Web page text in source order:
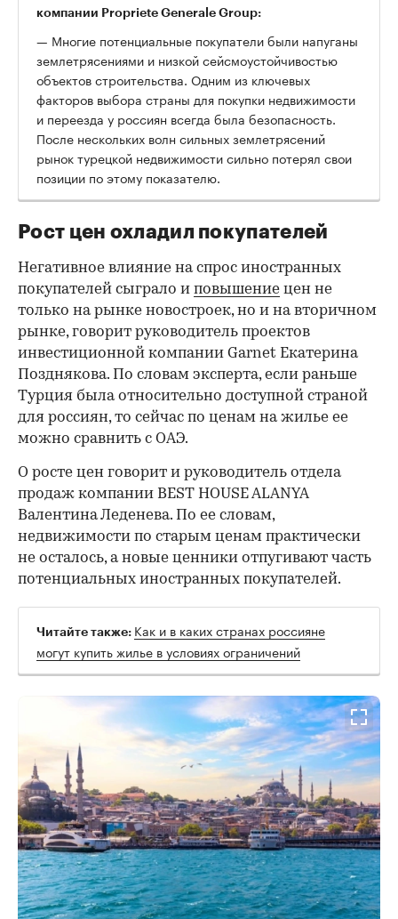
компании Propriete Generale Group:
— Многие потенциальные покупатели были напуганы
землетрясениями и низкой сейсмоустойчивостью
объектов строительства. Одним из ключевых
факторов выбора страны для покупки недвижимости
и переезда у россиян всегда была безопасность.
После нескольких волн сильных землетрясений
рынок турецкой недвижимости сильно потерял свои
позиции по этому показателю.
Рост цен охладил покупателей
Негативное влияние на спрос иностранных
покупателей сыграло и повышение цен не
только на рынке новостроек, но и на вторичном
рынке, говорит руководитель проектов
инвестиционной компании Garnet Екатерина
Позднякова. По словам эксперта, если раньше
Турция была относительно доступной страной
для россиян, то сейчас по ценам на жилье ее
можно сравнить с ОАЭ.
О росте цен говорит и руководитель отдела
продаж компании BEST HOUSE ALANYA
Валентина Леденева. По ее словам,
недвижимости по старым ценам практически
не осталось, а новые ценники отпугивают часть
потенциальных иностранных покупателей.
Читайте также: Как и в каких странах россияне
могут купить жилье в условиях ограничений